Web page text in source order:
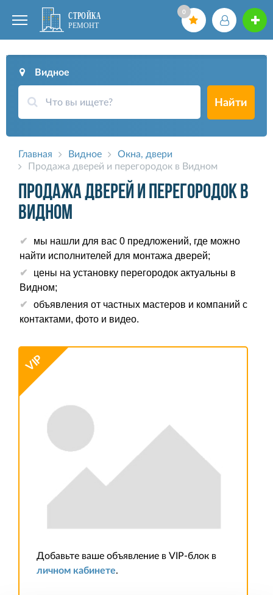
0
Видное
Найти
Главная Видное
Окна, двери
Продажа дверей и перегородок в Видном
Продажа дверей и перегородок в
Видном
мы нашли для вас 0 предложений, где можно
найти исполнителей для монтажа дверей;
цены на установку перегородок актуальны в
Видном;
объявления от частных мастеров и компаний с
контактами, фото и видео.
VIP
Добавьте ваше объявление в VIP-блок в
личном кабинете.